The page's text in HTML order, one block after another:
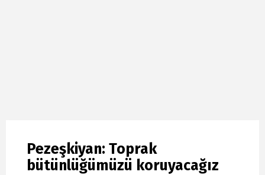
Pezeşkiyan: Toprak
bütünlüğümüzü koruyacağız